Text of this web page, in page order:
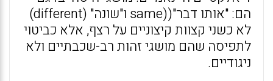
הם: "אותו דבר"((same ו"שונה" (different)
לא כשני קצוות קיצוניים על רצף, אלא כביטוי
לתפיסה שהם מושגי זהות רב-שכבתיים ולא
ניגודיים.